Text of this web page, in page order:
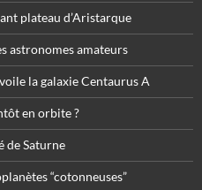
plateau d’Aristarque
astronomes amateurs
la galaxie Centaurus A
en orbite ?
de Saturne
“cotonneuses”